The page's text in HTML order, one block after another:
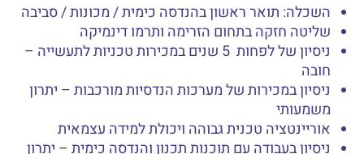
השכלה: תואר ראשון בהנדסה כימית / מכונות / סביבה
שליטה חזקה בתחום הזרימה ותרמו דינמיקה
ניסיון של לפחות 5 שנים במכירות טכניות לתעשייה –
חובה
ניסיון במכירות של מערכות הנדסיות מורכבות – יתרון
משמעותי
אוריינטציה טכנית גבוהה ויכולת למידה עצמאית
ניסיון בעבודה עם תוכנות תכנון והנדסה כימית – יתרון